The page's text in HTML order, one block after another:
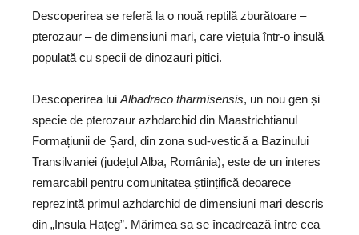
Descoperirea se referă la o nouă reptilă zburătoare –
pterozaur – de dimensiuni mari, care viețuia într-o insulă
populată cu specii de dinozauri pitici.
Descoperirea lui Albadraco tharmisensis, un nou gen și
specie de pterozaur azhdarchid din Maastrichtianul
Formațiunii de Șard, din zona sud-vestică a Bazinului
Transilvaniei (județul Alba, România), este de un interes
remarcabil pentru comunitatea științifică deoarece
reprezintă primul azhdarchid de dimensiuni mari descris
din „Insula Hațeg”. Mărimea sa se încadrează între cea